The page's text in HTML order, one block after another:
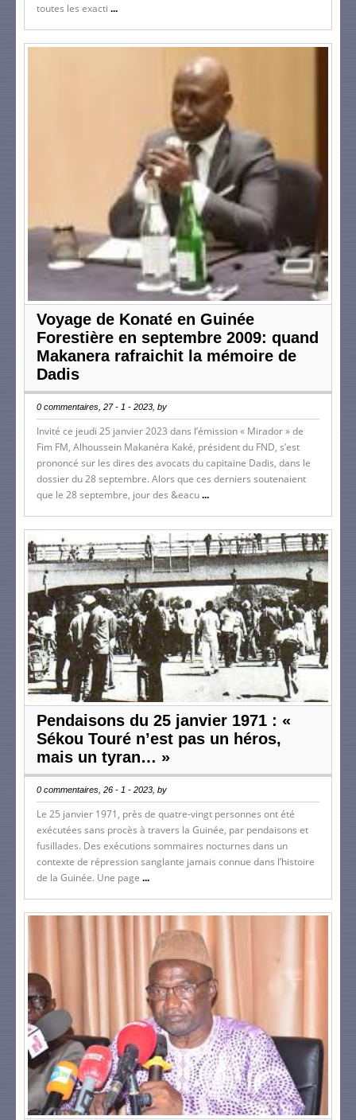
toutes les exacti ...
Voyage de Konaté en Guinée
Forestière en septembre 2009: quand
Makanera rafraichit la mémoire de
Dadis
0 commentaires, 27 - 1 - 2023, by
Invité ce jeudi 25 janvier 2023 dans l’émission « Mirador » de
Fim FM, Alhoussein Makanéra Kaké, président du FND, s’est
prononcé sur les dires des avocats du capitaine Dadis, dans le
dossier du 28 septembre. Alors que ces derniers soutenaient
que le 28 septembre, jour des &eacu...
Pendaisons du 25 janvier 1971 : «
Sékou Touré n’est pas un héros,
mais un tyran… »
0 commentaires, 26 - 1 - 2023, by
Le 25 janvier 1971, près de quatre-vingt personnes ont été
exécutées sans procès à travers la Guinée, par pendaisons et
fusillades. Des exécutions sommaires nocturnes dans un
contexte de répression sanglante jamais connue dans l’histoire
de la Guinée. Une page ...